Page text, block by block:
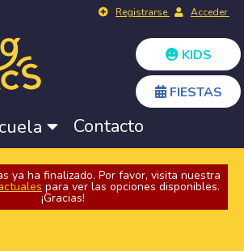
Registrarse Acceder
KIDS
FIESTAS
Contacto
ya ha finalizado. Por favor, visita nuestra
para ver las opciones disponibles.
¡Gracias!